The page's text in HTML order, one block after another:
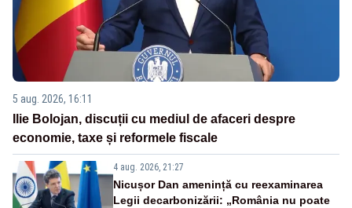
5 aug. 2026, 16:11
Ilie Bolojan, discuții cu mediul de afaceri despre
economie, taxe și reformele fiscale
4 aug. 2026, 21:27
Nicușor Dan amenință cu reexaminarea
Legii decarbonizării: „România nu poate